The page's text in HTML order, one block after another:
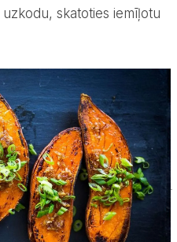
skatoties iemīļotu